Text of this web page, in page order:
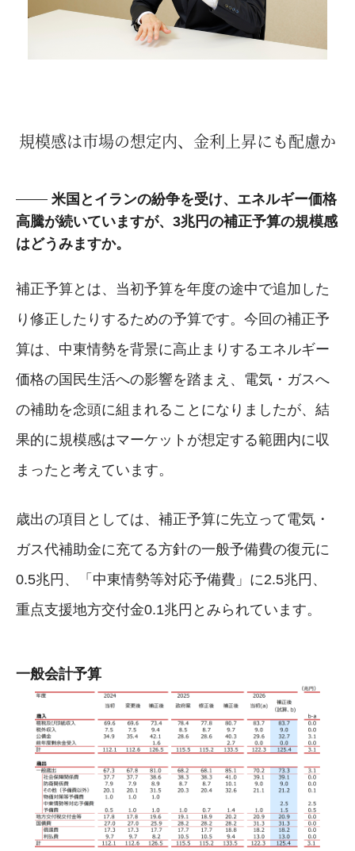
規模感は市場の想定内、金利上昇にも配慮か
米国とイランの紛争を受け、エネルギー価格
高騰が続いていますが、3兆円の補正予算の規模感
はどうみますか。
補正予算とは、当初予算を年度の途中で追加した
り修正したりするための予算です。今回の補正予
算は、中東情勢を背景に高止まりするエネルギー
価格の国民生活への影響を踏まえ、電気・ガスへ
の補助を念頭に組まれることになりましたが、結
果的に規模感はマーケットが想定する範囲内に収
まったと考えています。
歳出の項目としては、補正予算に先立って電気・
ガス代補助金に充てる方針の一般予備費の復元に
0.5兆円、「中東情勢等対応予備費」に2.5兆円、
重点支援地方交付金0.1兆円とみられています。
一般会計予算